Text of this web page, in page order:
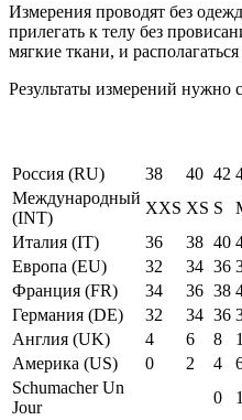
Измерения проводят без
прилегать к телу без
мягкие ткани, и
Результаты измерений нужно
Россия (RU)
38 40 42
Международный
(INT)
XXS XS S
Италия (IT)
36 38 40
Европа (EU)
32 34 36
Франция (FR)
34 36 38
Германия (DE)
32 34 36
Англия (UK)
4 6 8
Америка (US)
0 2 4
Schumacher Un
Jour
0 1